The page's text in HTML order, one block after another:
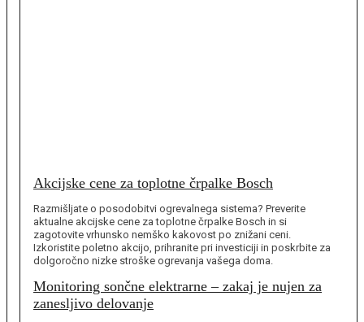
Akcijske cene za toplotne črpalke Bosch
Razmišljate o posodobitvi ogrevalnega sistema? Preverite
aktualne akcijske cene za toplotne črpalke Bosch in si
zagotovite vrhunsko nemško kakovost po znižani ceni.
Izkoristite poletno akcijo, prihranite pri investiciji in poskrbite za
dolgoročno nizke stroške ogrevanja vašega doma.
Monitoring sončne elektrarne – zakaj je nujen za
zanesljivo delovanje